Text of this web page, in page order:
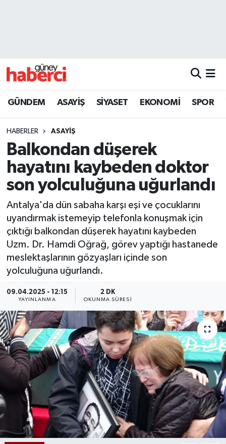
GÜNDEM ASAYİŞ SİYASET EKONOMİ SPOR
HABERLER ASAYİŞ
Balkondan düşerek
hayatını kaybeden doktor
son yolculuğuna uğurlandı
Antalya'da dün sabaha karşı eşi ve çocuklarını
uyandırmak istemeyip telefonla konuşmak için
çıktığı balkondan düşerek hayatını kaybeden
Uzm. Dr. Hamdi Oğrağ, görev yaptığı hastanede
meslektaşlarının gözyaşları içinde son
yolculuğuna uğurlandı.
09.04.2025 - 12:15
YAYINLANMA
2 DK
OKUNMA SÜRESI
Beyoğlu Trafik Yoğunluk Haritası
Son Dakika Haberleri
Haber Arşivi